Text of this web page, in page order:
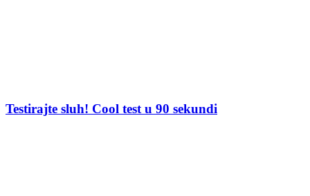
Testirajte sluh! Cool test u 90 sekundi